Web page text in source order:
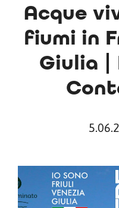
Acque
fiumi in
Giulia |